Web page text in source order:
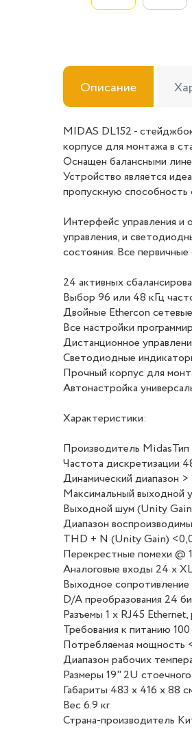
Описание
MIDAS DL152 -
корпусе для монтажа в
Оснащен балансными
Устройство является
пропускную
Интерфейс управления и
управления, и
состояния. Все
24 активных
Выбор 96 или 48 кГц
Двойные Ethercon
Все настройки
Дистанционное
Светодиодные
Прочный корпус для
Автонастройка
Характеристики:
Производитель
Частота дискретизации
Динамический диапазон
Максимальный выходной
Выходной шум (Unity
Диапазон
THD + N (Unity Gain)
Перекрестные помехи @
Аналоговые входы 24 х
Выходное
D/A преобразования 24
Разъемы 1 х RJ45
Требования к питанию
Потребляемая мощность
Диапазон рабочих
Размеры 19" 2U
Габариты 483 х 416 х 88
Вес 6.9 кг
Страна-производитель